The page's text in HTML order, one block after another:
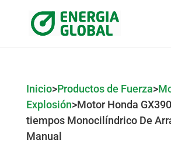
Inicio>Productos de Fuerza>
Explosión>Motor Honda
tiempos Monocilíndrico De
Manual